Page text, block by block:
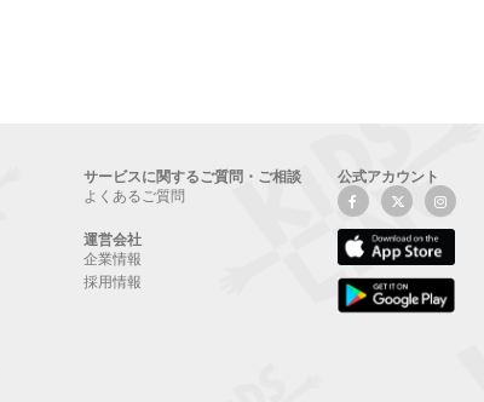
サービスに関するご質問・ご相談
よくあるご質問
運営会社
企業情報
採用情報
公式アカウント